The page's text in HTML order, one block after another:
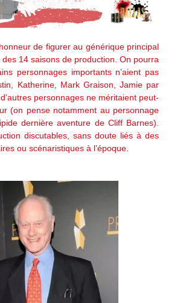
de figurer au générique principal
14 saisons de production. On pourra
personnages importants n’aient pas
Katherine, Mark Graison, Jamie par
personnages ne méritaient peut-
(on pense notamment au personnage
dernière aventure de Cliff Barnes).
discutables, sans doute liés à des
ou scénaristiques à l’époque.